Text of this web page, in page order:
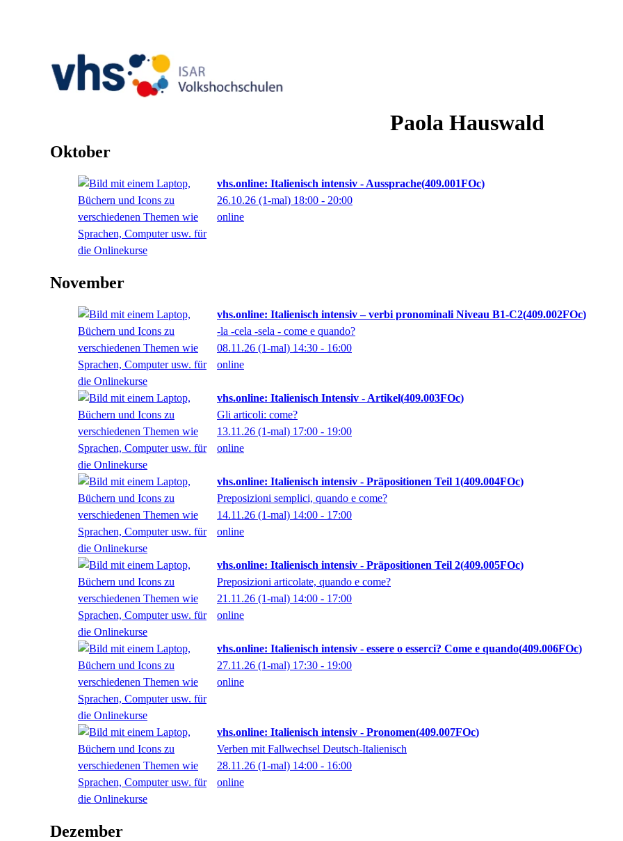
Paola Hauswald
Oktober
vhs.online: Italienisch intensiv - Aussprache 409.001FOc
26.10.26 (1-mal) 18:00 - 20:00
online
November
vhs.online: Italienisch intensiv – verbi pronominali Niveau B1-C2 409.002FOc
-la -cela -sela - come e quando?
08.11.26 (1-mal) 14:30 - 16:00
online
vhs.online: Italienisch Intensiv - Artikel 409.003FOc
Gli articoli: come?
13.11.26 (1-mal) 17:00 - 19:00
online
vhs.online: Italienisch intensiv - Präpositionen Teil 1 409.004FOc
Preposizioni semplici, quando e come?
14.11.26 (1-mal) 14:00 - 17:00
online
vhs.online: Italienisch intensiv - Präpositionen Teil 2 409.005FOc
Preposizioni articolate, quando e come?
21.11.26 (1-mal) 14:00 - 17:00
online
vhs.online: Italienisch intensiv - essere o esserci? Come e quando 409.006FOc
27.11.26 (1-mal) 17:30 - 19:00
online
vhs.online: Italienisch intensiv - Pronomen 409.007FOc
Verben mit Fallwechsel Deutsch-Italienisch
28.11.26 (1-mal) 14:00 - 16:00
online
Dezember